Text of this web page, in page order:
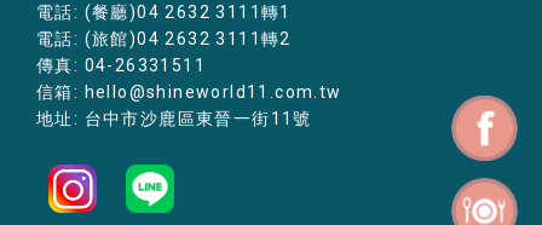
電話: (餐廳)04 2632 3111轉1
電話: (旅館)04 2632 3111轉2
傳真: 04-26331511
信箱: hello@shineworld11.com.tw
地址: 台中市沙鹿區東晉一街11號